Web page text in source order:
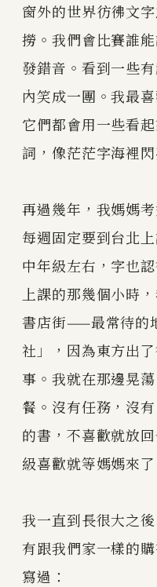
窗外的世界彷彿文
撈。我們會比賽誰
發錯音。看到一些
內笑成一團。我最
它們都會用一些看
詞，像茫茫字海裡
再過幾年，我媽媽
每週固定要到台北
中年級左右，字也
上課的那幾個小時
書店街——最常待的
社」，因為東方出
事。我就在那邊晃
餐。沒有任務，沒
的書，不喜歡就放
級喜歡就等媽媽來
我一直到長很大之
有跟我們家一樣的
寫過：